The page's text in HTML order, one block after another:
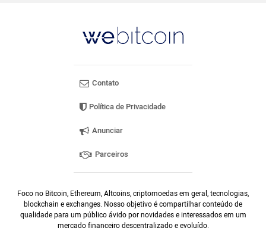
Contato
Política de Privacidade
Anunciar
Parceiros
Foco no Bitcoin, Ethereum, Altcoins, criptomoedas em geral, tecnologias,
blockchain e exchanges. Nosso objetivo é compartilhar conteúdo de
qualidade para um público ávido por novidades e interessados em um
mercado financeiro descentralizado e evoluído.